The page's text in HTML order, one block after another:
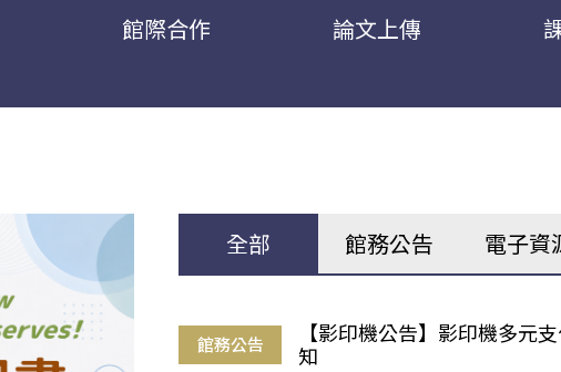
館際合作 論文上傳
全部 館務公告 電子資
館務公告
【影印機公告】影印機多元
知